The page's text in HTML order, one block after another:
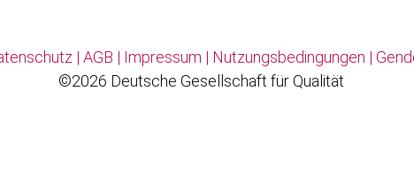
| AGB | Impressum | Nutzungsbedingungen |
©2026 Deutsche Gesellschaft für Qualität